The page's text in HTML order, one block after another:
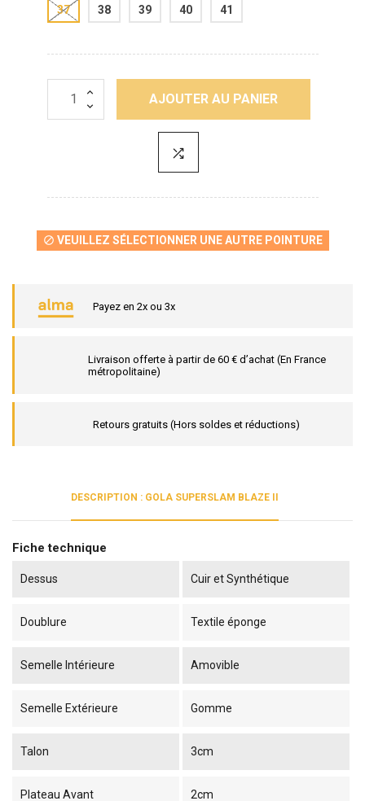
37
38 39 40 41
AJOUTER AU PANIER
 VEUILLEZ SÉLECTIONNER UNE AUTRE POINTURE
Payez en 2x ou 3x
Livraison offerte à partir de 60 € d’achat (En France
métropolitaine)
Retours gratuits (Hors soldes et réductions)
DESCRIPTION : GOLA SUPERSLAM BLAZE II
Fiche technique
Dessus Cuir et Synthétique
Doublure Textile éponge
Semelle Intérieure Amovible
Semelle Extérieure Gomme
Talon 3cm
Plateau Avant 2cm